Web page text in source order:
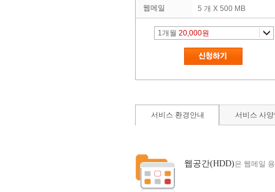
웹메일 5 개 X 500 MB
1개월 20,000원
서비스 환경안내 서비스 사
웹공간(HDD)은 웹메일